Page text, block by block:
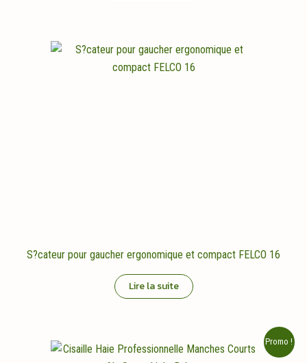
S?cateur pour gaucher ergonomique et compact FELCO 16
Lire la suite
Promo !